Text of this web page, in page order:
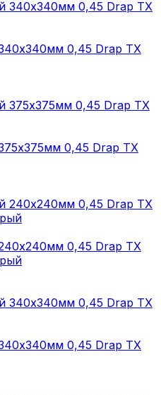
0,45 Drap ТХ
0,45 Drap ТХ
0,45 Drap ТХ
0,45 Drap ТХ